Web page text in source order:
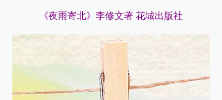
《夜雨寄北》李修文著 花城出版社